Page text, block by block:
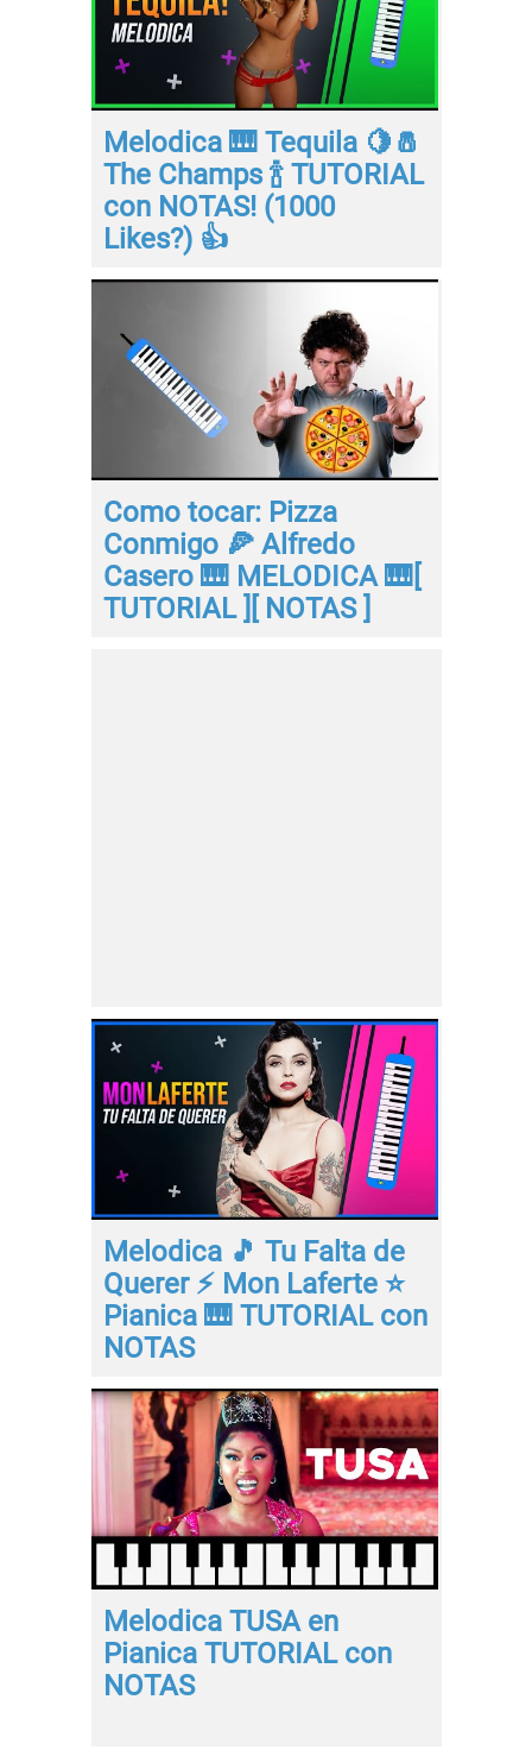
Melodica 🎹 Tequila 🍋🧂
The Champs 🍾 TUTORIAL
con NOTAS! (1000
Likes?) 👍
Como tocar: Pizza
Conmigo 🍕 Alfredo
Casero 🎹 MELODICA 🎹[
TUTORIAL ][ NOTAS ]
Melodica 🎵 Tu Falta de
Querer ⚡ Mon Laferte ⭐
Pianica 🎹 TUTORIAL con
NOTAS
Melodica TUSA en
Pianica TUTORIAL con
NOTAS